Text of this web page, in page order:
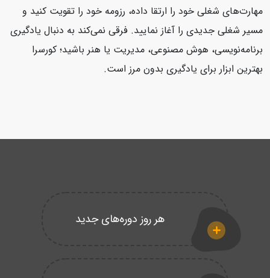
مهارت‌های شغلی خود را ارتقا داده، رزومه خود را تقویت کنید و
مسیر شغلی جدیدی را آغاز نمایید. فرقی نمی‌کند به دنبال یادگیری
برنامه‌نویسی، هوش مصنوعی، مدیریت یا هنر باشید؛ کورسرا
بهترین ابزار برای یادگیری بدون مرز است.
هر روز دوره‌های جدید